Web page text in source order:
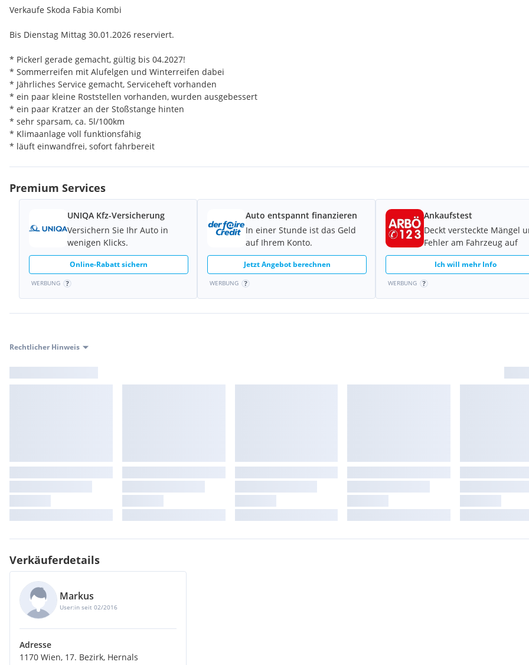
Verkaufe Skoda Fabia Kombi
Bis Dienstag Mittag 30.01.2026 reserviert.
* Pickerl gerade gemacht, gültig bis 04.2027!
* Sommerreifen mit Alufelgen und Winterreifen dabei
* Jährliches Service gemacht, Serviceheft vorhanden
* ein paar kleine Roststellen vorhanden, wurden ausgebessert
* ein paar Kratzer an der Stoßstange hinten
* sehr sparsam, ca. 5l/100km
* Klimaanlage voll funktionsfähig
* läuft einwandfrei, sofort fahrbereit
Privatverkauf, daher keine Gewährleistung, Garantie oder Rücknahme.
Premium Services
UNIQA Kfz-Versicherung
Versichern Sie Ihr Auto in
wenigen Klicks.
Online-Rabatt sichern
WERBUNG
Auto entspannt finanzieren
In einer Stunde ist das Geld
auf Ihrem Konto.
Jetzt Angebot berechnen
WERBUNG
Ankaufstest
Deckt versteckte Mängel
Fehler am Fahrzeug auf
Ich will mehr Info
WERBUNG
Rechtlicher Hinweis
Verkäuferdetails
Markus
User:in seit 02/2016
Adresse
1170 Wien, 17. Bezirk, Hernals